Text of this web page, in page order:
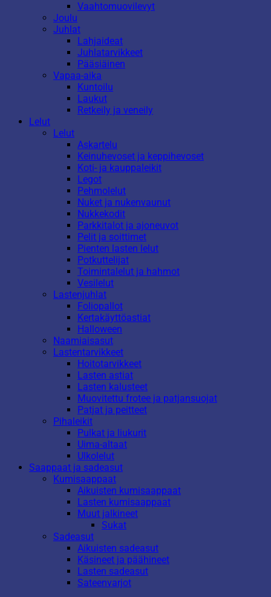
Vaahtomuovilevyt
Joulu
Juhlat
Lahjaideat
Juhlatarvikkeet
Pääsiäinen
Vapaa-aika
Kuntoilu
Laukut
Retkeily ja veneily
Lelut
Lelut
Askartelu
Keinuhevoset ja keppihevoset
Koti- ja kauppaleikit
Legot
Pehmolelut
Nuket ja nukenvaunut
Nukkekodit
Parkkitalot ja ajoneuvot
Pelit ja soittimet
Pienten lasten lelut
Potkuttelijat
Toimintalelut ja hahmot
Vesilelut
Lastenjuhlat
Foliopallot
Kertakäyttöastiat
Halloween
Naamiaisasut
Lastentarvikkeet
Hoitotarvikkeet
Lasten astiat
Lasten kalusteet
Muovitettu frotee ja patjansuojat
Patjat ja peitteet
Pihaleikit
Pulkat ja liukurit
Uima-altaat
Ulkolelut
Saappaat ja sadeasut
Kumisaappaat
Aikuisten kumisaappaat
Lasten kumisaappaat
Muut jalkineet
Sukat
Sadeasut
Aikuisten sadeasut
Käsineet ja päähineet
Lasten sadeasut
Sateenvarjot